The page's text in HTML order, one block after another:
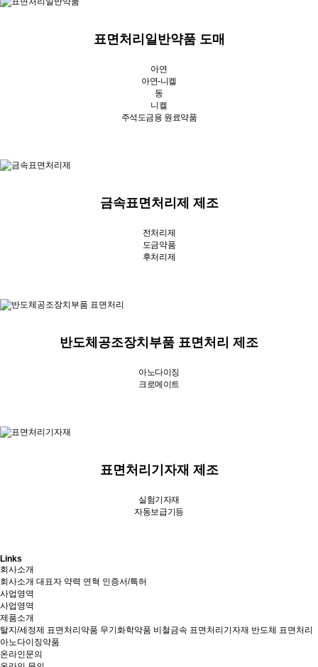
표면처리일반약품 도매
아연
아연-니켈
동
니켈
주석도금용 원료약품
금속표면처리제 제조
전처리제
도금약품
후처리제
반도체공조장치부품 표면처리 제조
아노다이징
크로메이트
표면처리기자재 제조
실험기자재
자동보급기등
Links
회사소개
회사소개 대표자 약력 연혁 인증서/특허
사업영역
사업영역
제품소개
탈지/세정제 표면처리약품 무기화학약품 비철금속 표면처리기자재 반도체 표면처리
아노다이징약품
온라인문의